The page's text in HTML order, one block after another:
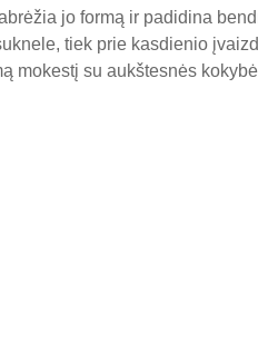
jo formą ir padidina
tiek prie kasdienio
mokestį su aukštesnės